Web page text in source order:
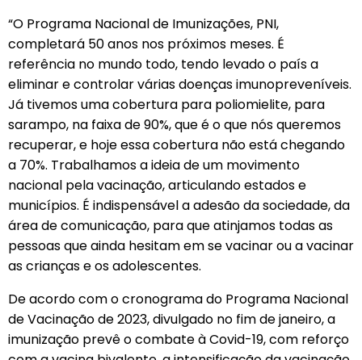
“O Programa Nacional de Imunizações, PNI,
completará 50 anos nos próximos meses. É
referência no mundo todo, tendo levado o país a
eliminar e controlar várias doenças imunopreveníveis.
Já tivemos uma cobertura para poliomielite, para
sarampo, na faixa de 90%, que é o que nós queremos
recuperar, e hoje essa cobertura não está chegando
a 70%. Trabalhamos a ideia de um movimento
nacional pela vacinação, articulando estados e
municípios. É indispensável a adesão da sociedade, da
área de comunicação, para que atinjamos todas as
pessoas que ainda hesitam em se vacinar ou a vacinar
as crianças e os adolescentes.
De acordo com o cronograma do Programa Nacional
de Vacinação de 2023, divulgado no fim de janeiro, a
imunização prevê o combate à Covid-19, com reforço